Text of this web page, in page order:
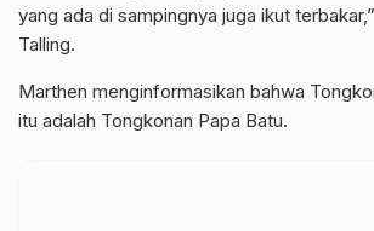
yang ada di sampingnya juga ikut
Talling.
Marthen menginformasikan bahwa
itu adalah Tongkonan Papa Batu.